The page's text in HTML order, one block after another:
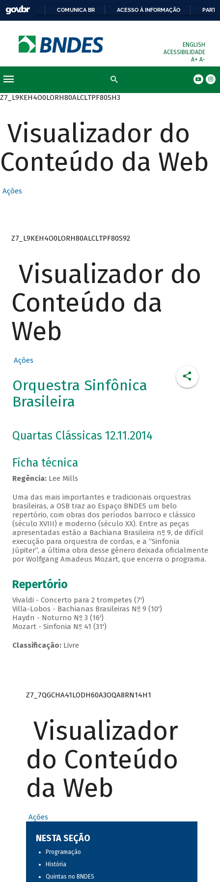
COMUNICA BR ACESSO À INFORMAÇÃO
ENGLISH
ACESSIBILIDADE
A+ A-
Z7_L9KEH4O0LORH80ALCLTPF80SH3
Visualizador do
Conteúdo da Web
Ações
Z7_L9KEH4O0LORH80ALCLTPF80S92
Visualizador do
Conteúdo da
Web
Ações
Orquestra Sinfônica
Brasileira
Quartas Clássicas 12.11.2014
Ficha técnica
Regência:Lee Mills
Uma das mais importantes e tradicionais orquestras
brasileiras, a OSB traz ao Espaço BNDES um belo
repertório, com obras dos períodos barroco e clássico
(século XVIII) e moderno (século XX). Entre as peças
apresentadas estão a Bachiana Brasileira nº 9, de difícil
execução para orquestra de cordas, e a “Sinfonia
Júpiter”, a última obra desse gênero deixada oficialmente
por Wolfgang Amadeus Mozart, que encerra o programa.
Repertório
Vivaldi - Concerto para 2 trompetes (7')
Villa-Lobos - Bachianas Brasileiras Nº 9 (10')
Haydn - Noturno Nº 3 (16')
Mozart - Sinfonia Nº 41 (31')
Classificação:Livre
Z7_7QGCHA41LODH60A3OQA8RN14H1
Visualizador
do Conteúdo
da Web
Ações
NESTA SEÇÃO
Programação
História
Quintas no BNDES